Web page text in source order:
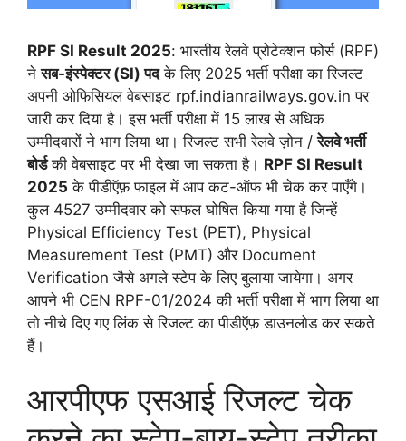
RPF SI Result 2025: भारतीय रेलवे प्रोटेक्शन फोर्स (RPF)
नेसब-इंस्पेक्टर (SI) पदके लिए 2025 भर्ती परीक्षा का रिजल्ट
अपनी ओफिसियल वेबसाइट rpf.indianrailways.gov.in पर
जारी कर दिया है। इस भर्ती परीक्षा में 15 लाख से अधिक
उम्मीदवारों ने भाग लिया था। रिजल्ट सभी रेलवे ज़ोन /रेलवे भर्ती
बोर्डकी वेबसाइट पर भी देखा जा सकता है। RPF SI Result
2025 के पीडीऍफ़ फाइल में आप कट-ऑफ भी चेक कर पाएँगे।
कुल 4527 उम्मीदवार को सफल घोषित किया गया है जिन्हें
Physical Efficiency Test (PET), Physical
Measurement Test (PMT) और Document
Verification जैसे अगले स्टेप के लिए बुलाया जायेगा। अगर
आपने भी CEN RPF-01/2024 की भर्ती परीक्षा में भाग लिया था
तो नीचे दिए गए लिंक से रिजल्ट का पीडीऍफ़ डाउनलोड कर सकते
हैं।
आरपीएफ एसआई रिजल्ट चेक